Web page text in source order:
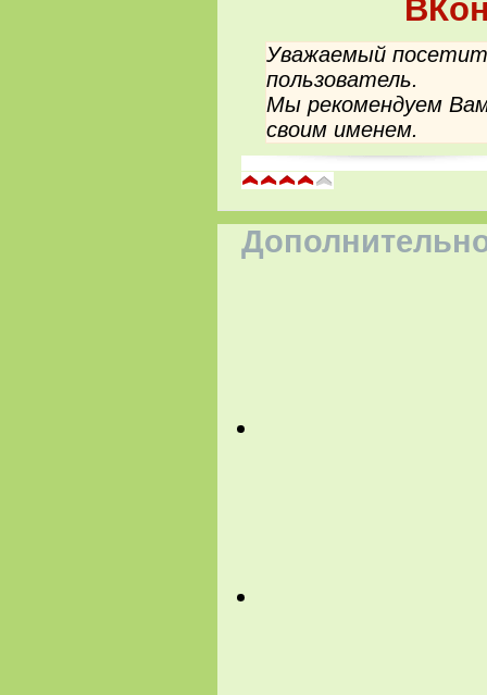
Уважаемый
пользователь.
Мы рекомендуем
своим именем.